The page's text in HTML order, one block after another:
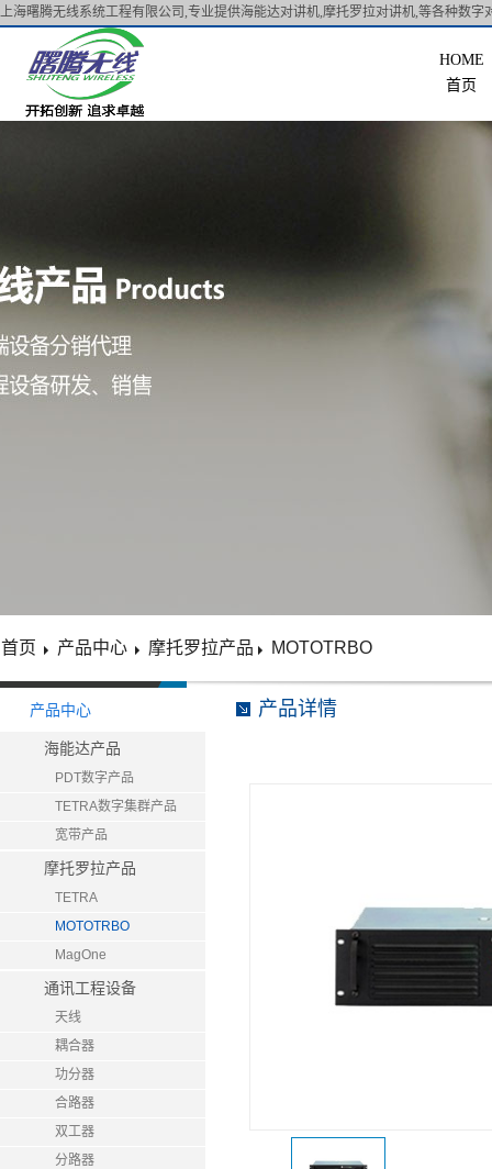
上海曙腾无线系统工程有限公司,专业提供海能达对讲机,摩托罗拉对讲机,等各种数字
首页
产品中心
海能达产品
PDT数字产品
TETRA数字集群产品
宽带产品
摩托罗拉产品
TETRA
MOTOTRBO
MagOne
通讯工程设备
天线
耦合器
功分器
合路器
双工器
分路器
产品详情
首页 产品中心 摩托罗拉产品 MOTOTRBO